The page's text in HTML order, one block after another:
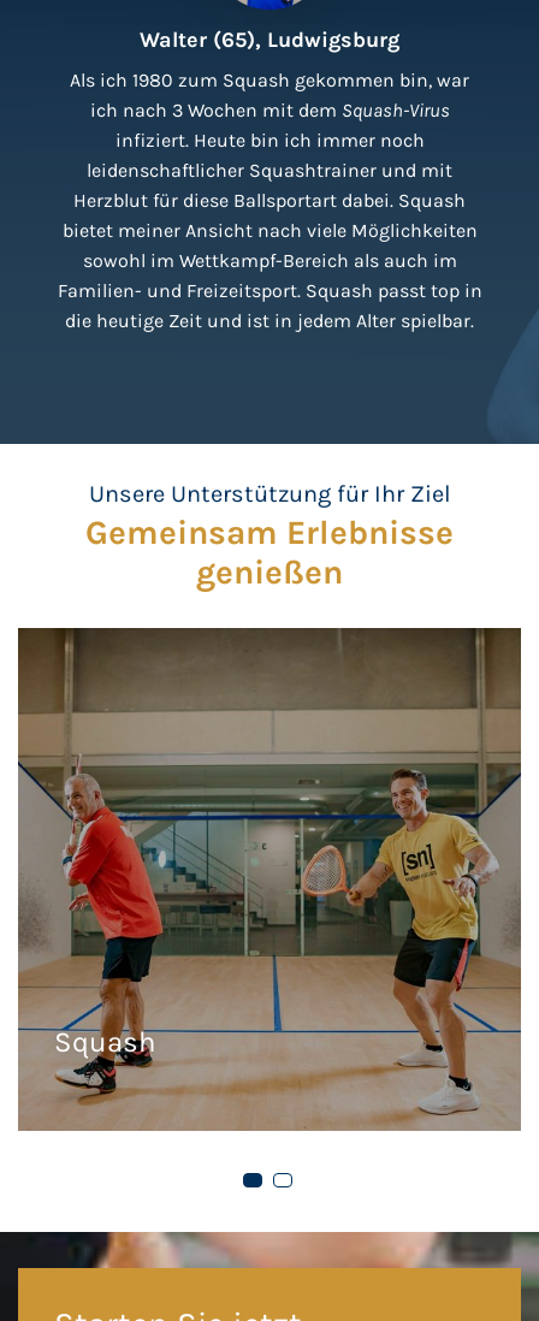
Walter (65), Ludwigsburg
Als ich 1980 zum Squash gekommen bin, war
ich nach 3 Wochen mit dem Squash-Virus
infiziert. Heute bin ich immer noch
leidenschaftlicher Squashtrainer und mit
Herzblut für diese Ballsportart dabei. Squash
bietet meiner Ansicht nach viele Möglichkeiten
sowohl im Wettkampf-Bereich als auch im
Familien- und Freizeitsport. Squash passt top in
die heutige Zeit und ist in jedem Alter spielbar.
Gemeinsam Erlebnisse
genießen
Unsere Unterstützung für Ihr Ziel
Badminton